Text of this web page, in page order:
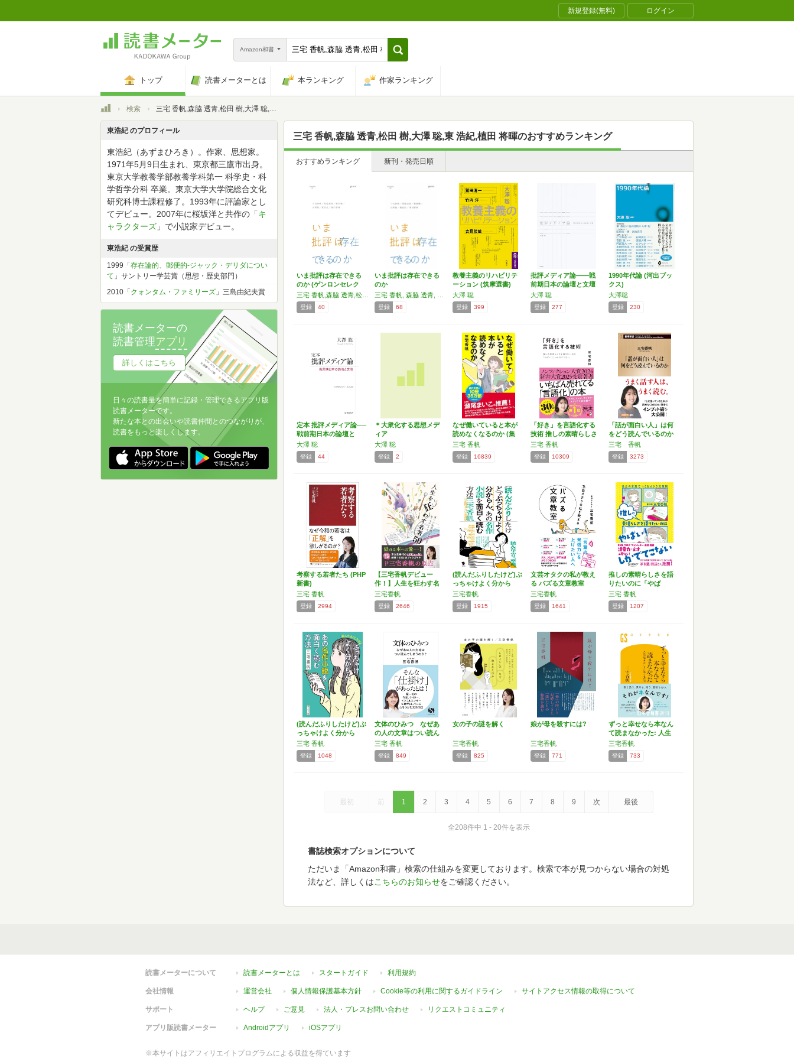
新規登録(無料) ログイン
Amazon和書
トップ 読書メーターとは 本ランキング 作家ランキング
トップ検索 三宅 香帆,森脇 透青,松田 樹,大澤 聡,東 浩紀,植田 将暉
三宅 香帆,森脇 透青,松田 樹,大澤 聡,東 浩紀,植田 将暉のおすすめランキング
おすすめランキング 新刊・発売日順
いま批評は存在できる
のか (ゲンロンセレク
ト)
登録 40
いま批評は存在できる
のか
登録 68
教養主義のリハビリテ
ーション (筑摩選書)
大澤 聡
登録 399
批評メディア論――戦
前期日本の論壇と文壇
大澤 聡
登録 277
1990年代論 (河出ブッ
クス)
大澤聡
登録 230
定本 批評メディア論──
戦前期日本の論壇と
文…
大澤 聡
登録 44
＊大衆化する思想メデ
ィア
大澤 聡
登録 2
なぜ働いていると本が
読めなくなるのか (集
英…
三宅 香帆
登録 16839
「好き」を言語化する
技術 推しの素晴らしさ
を…
三宅 香帆
登録 10309
「話が面白い人」は何
をどう読んでいるのか
(…
三宅 香帆
登録 3273
考察する若者たち (PHP
新書)
三宅 香帆
登録 2994
【三宅香帆デビュー
作！】人生を狂わす名
著50…
三宅香帆
登録 2646
(読んだふりしたけど)ぶ
っちゃけよく分から
ん…
三宅香帆
登録 1915
文芸オタクの私が教え
る バズる文章教室
(サ…
三宅香帆
登録 1641
推しの素晴らしさを語
りたいのに「やば
い！」し…
三宅 香帆
登録 1207
(読んだふりしたけど)ぶ
っちゃけよく分から
ん…
三宅 香帆
登録 1048
文体のひみつ なぜあ
の人の文章はつい読ん
でし…
三宅 香帆
登録 849
女の子の謎を解く
三宅香帆
登録 825
娘が母を殺すには?
三宅香帆
登録 771
ずっと幸せなら本なん
て読まなかった: 人生
の…
三宅香帆
登録 733
最初 前 1 2 3 4 5 6 7 8 9 次 最後
全208件中 1 - 20件を表示
書誌検索オプションについて
ただいま「Amazon和書」検索の仕組みを変更しております。検索で本が見つからない場合の対処
法など、詳しくはこちらのお知らせをご確認ください。
東浩紀 のプロフィール
東浩紀（あずまひろき）。作家、思想家。
1971年5月9日生まれ、東京都三鷹市出身。
東京大学教養学部教養学科第一 科学史・科
学哲学分科 卒業。東京大学大学院総合文化
研究科博士課程修了。1993年に評論家とし
てデビュー。2007年に桜坂洋と共作の「キ
ャラクターズ 」で小説家デビュー。
東浩紀 の受賞歴
1999「 存在論的、郵便的-ジャック・デリダについ
て 」サントリー学芸賞（思想・歴史部門）
2010「 クォンタム・ファミリーズ 」三島由紀夫賞
読書メーターの
読書管理アプリ
詳しくはこちら
日々の読書量を簡単に記録・管理できるアプリ版
読書メーターです。
新たな本との出会いや読書仲間とのつながりが、
読書をもっと楽しくします。
読書メーターについて 読書メーターとは スタートガイド 利用規約
会社情報 運営会社 個人情報保護基本方針 Cookie等の利用に関するガイドライン サイトアクセス情報の取得について
サポート ヘルプ ご意見 法人・プレスお問い合わせ リクエストコミュニティ
アプリ版読書メーター Androidアプリ iOSアプリ
※本サイトはアフィリエイトプログラムによる収益を得ています